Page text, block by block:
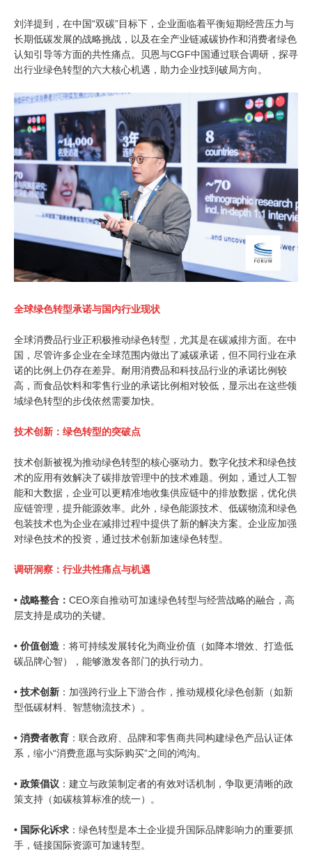
刘洋提到，在中国“双碳”目标下，企业面临着平衡短期经营压力与
长期低碳发展的战略挑战，以及在全产业链减碳协作和消费者绿色
认知引导等方面的共性痛点。贝恩与CGF中国通过联合调研，探寻
出行业绿色转型的六大核心机遇，助力企业找到破局方向。
全球绿色转型承诺与国内行业现状
全球消费品行业正积极推动绿色转型，尤其是在碳减排方面。在中
国，尽管许多企业在全球范围内做出了减碳承诺，但不同行业在承
诺的比例上仍存在差异。耐用消费品和科技品行业的承诺比例较
高，而食品饮料和零售行业的承诺比例相对较低，显示出在这些领
域绿色转型的步伐依然需要加快。
技术创新：绿色转型的突破点
技术创新被视为推动绿色转型的核心驱动力。数字化技术和绿色技
术的应用有效解决了碳排放管理中的技术难题。例如，通过人工智
能和大数据，企业可以更精准地收集供应链中的排放数据，优化供
应链管理，提升能源效率。此外，绿色能源技术、低碳物流和绿色
包装技术也为企业在减排过程中提供了新的解决方案。企业应加强
对绿色技术的投资，通过技术创新加速绿色转型。
调研洞察： 行业共性痛点与机遇
• 战略整合 ： CEO亲自推动可加速绿色转型与经营战略的融合，高
层支持是成功的关键。
• 价值创造 ：将可持续发展转化为商业价值（如降本增效、打造低
碳品牌心智），能够激发各部门的执行动力。
• 技术创新 ：加强跨行业上下游合作，推动规模化绿色创新（如新
型低碳材料、智慧物流技术）。
• 消费者教育 ：联合政府、品牌和零售商共同构建绿色产品认证体
系，缩小“消费意愿与实际购买”之间的鸿沟。
• 政策倡议 ：建立与政策制定者的有效对话机制，争取更清晰的政
策支持（如碳核算标准的统一）。
• 国际化诉求 ：绿色转型是本土企业提升国际品牌影响力的重要抓
手，链接国际资源可加速转型。